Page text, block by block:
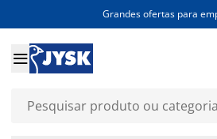
Grandes ofertas para
